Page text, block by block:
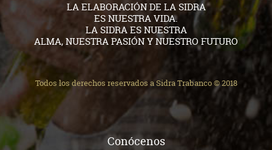
LA ELABORACIÓN DE LA SIDRA
ES NUESTRA VIDA.
LA SIDRA ES NUESTRA
ALMA, NUESTRA PASIÓN Y NUESTRO FUTURO
Todos los derechos reservados a Sidra Trabanco © 2018
Conócenos